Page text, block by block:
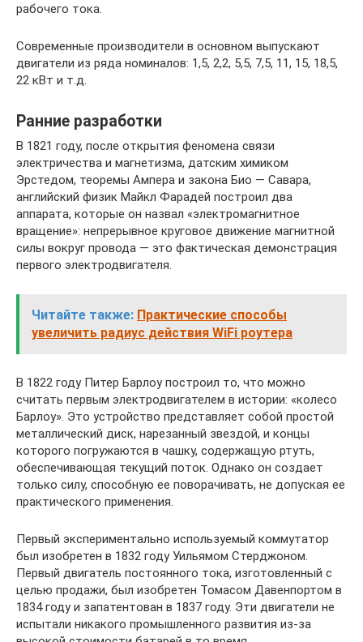
рабочего тока.
Современные производители в основном выпускают
двигатели из ряда номиналов: 1,5, 2,2, 5,5, 7,5, 11, 15, 18,5,
22 кВт и т.д.
Ранние разработки
В 1821 году, после открытия феномена связи
электричества и магнетизма, датским химиком
Эрстедом, теоремы Ампера и закона Био — Савара,
английский физик Майкл Фарадей построил два
аппарата, которые он назвал «электромагнитное
вращение»: непрерывное круговое движение магнитной
силы вокруг провода — это фактическая демонстрация
первого электродвигателя.
Читайте также: Практические способы
увеличить радиус действия WiFi роутера
В 1822 году Питер Барлоу построил то, что можно
считать первым электродвигателем в истории: «колесо
Барлоу». Это устройство представляет собой простой
металлический диск, нарезанный звездой, и концы
которого погружаются в чашку, содержащую ртуть,
обеспечивающая текущий поток. Однако он создает
только силу, способную ее поворачивать, не допуская ее
практического применения.
Первый экспериментально используемый коммутатор
был изобретен в 1832 году Уильямом Стерджоном.
Первый двигатель постоянного тока, изготовленный с
целью продажи, был изобретен Томасом Давенпортом в
1834 году и запатентован в 1837 году. Эти двигатели не
испытали никакого промышленного развития из-за